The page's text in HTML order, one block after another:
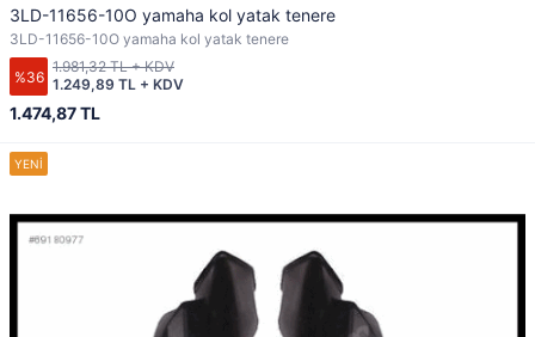
3LD-11656-10O yamaha kol yatak tenere
3LD-11656-10O yamaha kol yatak tenere
%36
1.474,87 TL
1.249,89 TL + KDV
1.981,32 TL + KDV